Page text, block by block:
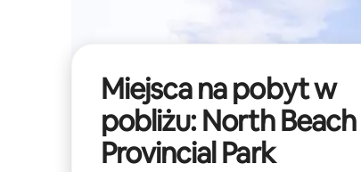
Miejsca na pobyt w
pobliżu: North Beach
Provincial Park